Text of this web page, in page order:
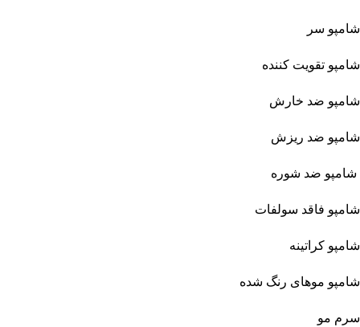
شامپو سر
شامپو تقویت کننده
شامپو ضد خارش
شامپو ضد ریزش
شامپو ضد شوره
شامپو فاقد سولفات
شامپو کراتینه
شامپو موهای رنگ شده
سرم مو